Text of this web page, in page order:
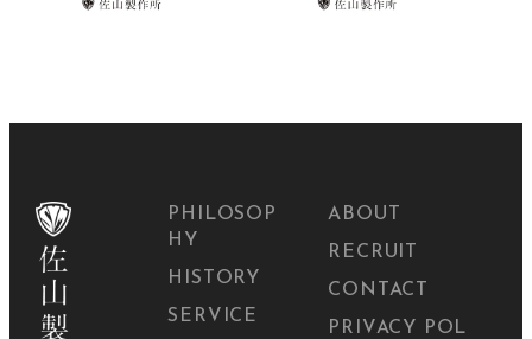
PHILOSOP
HY
HISTORY
SERVICE
ABOUT
RECRUIT
CONTACT
PRIVACY POL